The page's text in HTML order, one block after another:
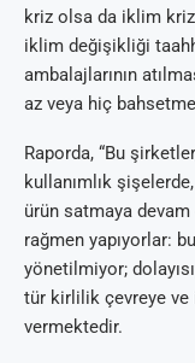
kriz olsa da iklim
iklim değişikliği
ambalajlarının
az veya hiç
Raporda, “Bu
kullanımlık
ürün satmaya
rağmen yapıyorlar:
yönetilmiyor;
tür kirlilik çevreye ve
vermektedir.